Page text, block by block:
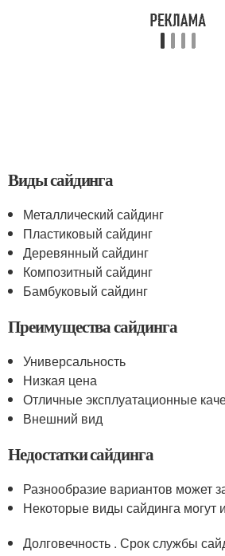
Виды сайдинга
Металлический сайдинг
Пластиковый сайдинг
Деревянный сайдинг
Композитный сайдинг
Бамбуковый сайдинг
Преимущества сайдинга
Универсальность
Низкая цена
Отличные эксплуатационные
Внешний вид
Недостатки сайдинга
Разнообразие вариантов может
Некоторые виды сайдинга могут
Долговечность . Срок службы